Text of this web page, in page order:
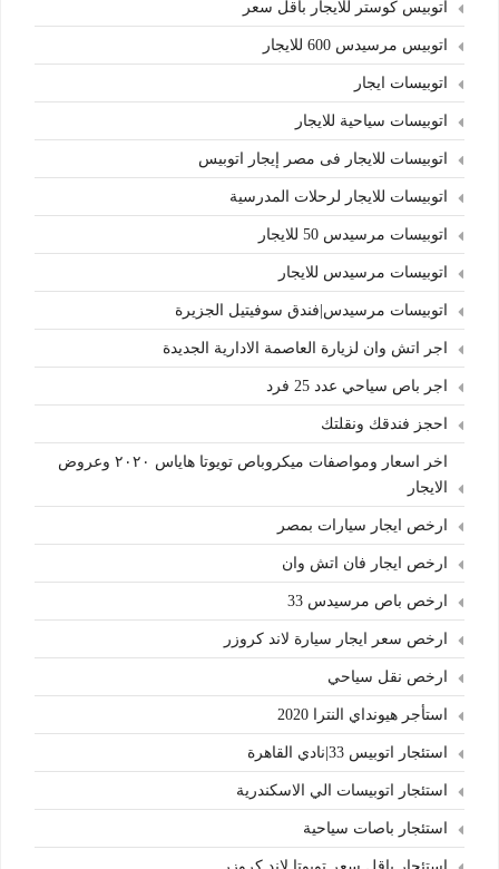
اتوبيس كوستر للايجار بأقل سعر
اتوبيس مرسيدس 600 للايجار
اتوبيسات ايجار
اتوبيسات سياحية للايجار
اتوبيسات للايجار فى مصر إيجار اتوبيس
اتوبيسات للايجار لرحلات المدرسية
اتوبيسات مرسيدس 50 للايجار
اتوبيسات مرسيدس للايجار
اتوبيسات مرسيدس|فندق سوفيتيل الجزيرة
اجر اتش وان لزيارة العاصمة الادارية الجديدة
اجر باص سياحي عدد 25 فرد
احجز فندقك ونقلتك
اخر اسعار ومواصفات ميكروباص تويوتا هاياس ٢٠٢٠ وعروض
الايجار
ارخص ايجار سيارات بمصر
ارخص ايجار فان اتش وان
ارخص باص مرسيدس 33
ارخص سعر ايجار سيارة لاند كروزر
ارخص نقل سياحي
استأجر هيونداي النترا 2020
استئجار اتوبيس 33|نادي القاهرة
استئجار اتوبيسات الي الاسكندرية
استئجار باصات سياحية